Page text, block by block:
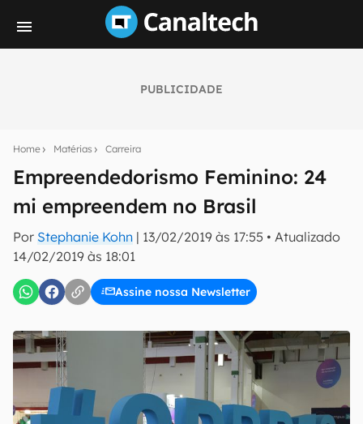
PUBLICIDADE
Home Matérias Carreira
Empreendedorismo Feminino: 24
mi empreendem no Brasil
Por Stephanie Kohn | 13/02/2019 às 17:55 • Atualizado
14/02/2019 às 18:01
Assine nossa Newsletter
notícias e reviews sobre tecnologia em primeira
E-mail
Uso e Política de Privacidade do Canaltech.